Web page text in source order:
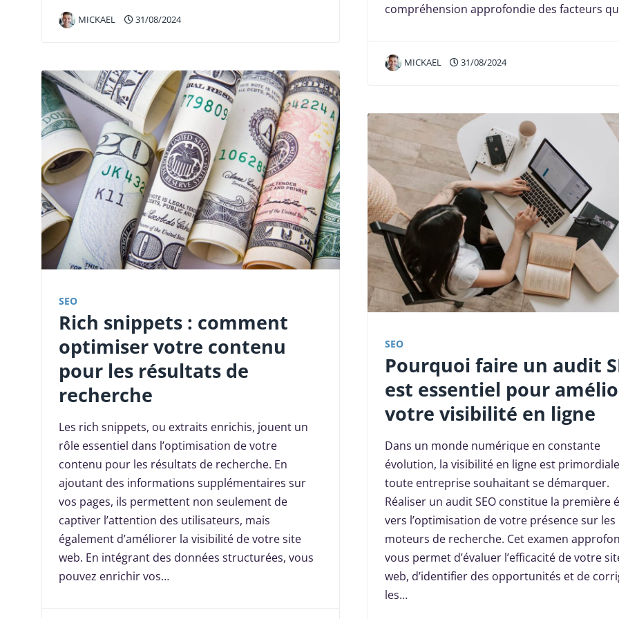
MICKAEL 31/08/2024
SEO
Rich snippets : comment
optimiser votre contenu
pour les résultats de
recherche
Les rich snippets, ou extraits enrichis, jouent un
rôle essentiel dans l’optimisation de votre
contenu pour les résultats de recherche. En
ajoutant des informations supplémentaires sur
vos pages, ils permettent non seulement de
captiver l’attention des utilisateurs, mais
également d’améliorer la visibilité de votre site
web. En intégrant des données structurées, vous
pouvez enrichir vos…
compréhension approfondie des facteurs
MICKAEL 31/08/2024
SEO
Pourquoi faire un audit
est essentiel pour
votre visibilité en ligne
Dans un monde numérique en constante
évolution, la visibilité en ligne est
toute entreprise souhaitant se démarquer.
Réaliser un audit SEO constitue la première
vers l’optimisation de votre présence sur les
moteurs de recherche. Cet examen
vous permet d’évaluer l’efficacité de votre
web, d’identifier des opportunités et de
les…